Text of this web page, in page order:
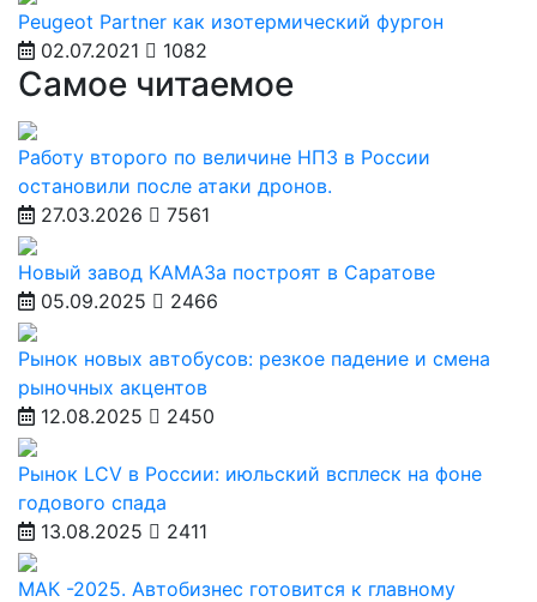
Peugeot Partner как изотермический фургон
02.07.2021
1082
Самое читаемое
Работу второго по величине НПЗ в России
остановили после атаки дронов.
27.03.2026
7561
Новый завод КАМАЗа построят в Саратове
05.09.2025
2466
Рынок новых автобусов: резкое падение и смена
рыночных акцентов
12.08.2025
2450
Рынок LCV в России: июльский всплеск на фоне
годового спада
13.08.2025
2411
МАК -2025. Автобизнес готовится к главному